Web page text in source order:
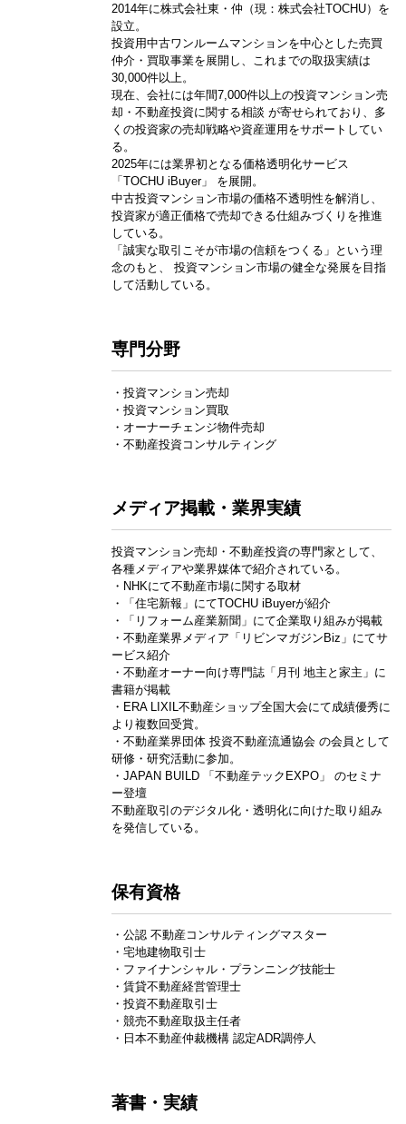
2014年に株式会社東・仲（現：株式会社TOCHU）を
設立。
投資用中古ワンルームマンションを中心とした売買
仲介・買取事業を展開し、これまでの取扱実績は
30,000件以上。
現在、会社には年間7,000件以上の投資マンション売
却・不動産投資に関する相談 が寄せられており、多
くの投資家の売却戦略や資産運用をサポートしてい
る。
2025年には業界初となる価格透明化サービス
「TOCHU iBuyer」 を展開。
中古投資マンション市場の価格不透明性を解消し、
投資家が適正価格で売却できる仕組みづくりを推進
している。
「誠実な取引こそが市場の信頼をつくる」という理
念のもと、 投資マンション市場の健全な発展を目指
して活動している。
専門分野
・投資マンション売却
・投資マンション買取
・オーナーチェンジ物件売却
・不動産投資コンサルティング
メディア掲載・業界実績
投資マンション売却・不動産投資の専門家として、
各種メディアや業界媒体で紹介されている。
・NHKにて不動産市場に関する取材
・「住宅新報」にてTOCHU iBuyerが紹介
・「リフォーム産業新聞」にて企業取り組みが掲載
・不動産業界メディア「リビンマガジンBiz」にてサ
ービス紹介
・不動産オーナー向け専門誌「月刊 地主と家主」に
書籍が掲載
・ERA LIXIL不動産ショップ全国大会にて成績優秀に
より複数回受賞。
・不動産業界団体 投資不動産流通協会 の会員として
研修・研究活動に参加。
・JAPAN BUILD 「不動産テックEXPO」 のセミナ
ー登壇
不動産取引のデジタル化・透明化に向けた取り組み
を発信している。
保有資格
・公認 不動産コンサルティングマスター
・宅地建物取引士
・ファイナンシャル・プランニング技能士
・賃貸不動産経営管理士
・投資不動産取引士
・競売不動産取扱主任者
・日本不動産仲裁機構 認定ADR調停人
著書・実績